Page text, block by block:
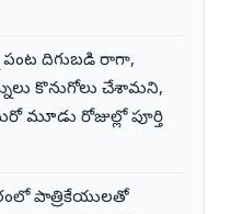
పంట దిగుబడి రాగా,
కొనుగోలు చేశామని,
మూడు రోజుల్లో పూర్తి
పాత్రికేయులతో